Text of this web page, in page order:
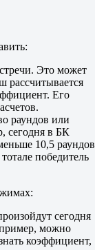
Это может
рассчитывается
Его
раундов или
сегодня в БК
10,5 раундов
победитель
сегодня
можно
коэффициент,